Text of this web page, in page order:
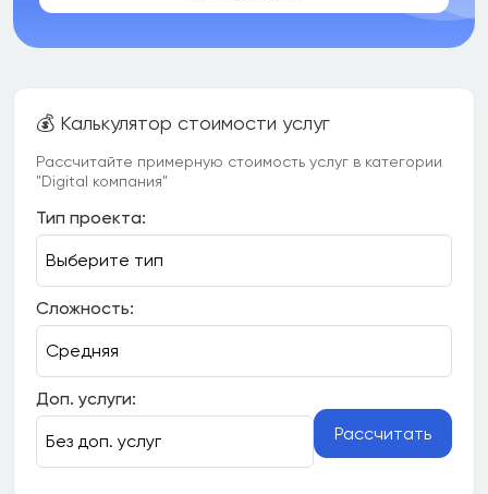
💰 Калькулятор стоимости услуг
Рассчитайте примерную стоимость услуг в категории
"Digital компания"
Тип проекта:
Сложность:
Доп. услуги:
Рассчитать